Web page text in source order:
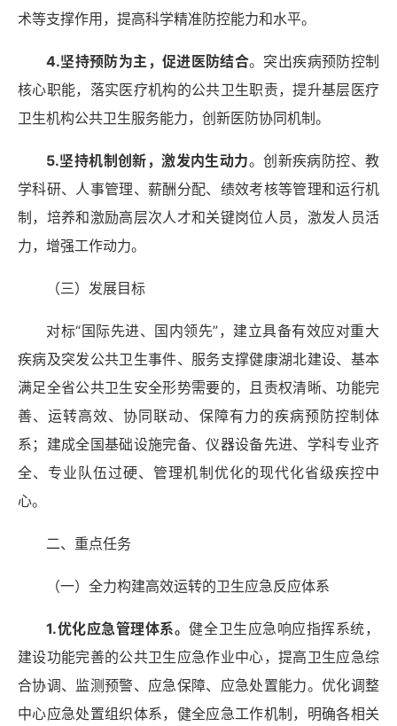
术等支撑作用，提高科学精准防控能力和水平。
4.坚持预防为主，促进医防结合。突出疾病预防控制
核心职能，落实医疗机构的公共卫生职责，提升基层医疗
卫生机构公共卫生服务能力，创新医防协同机制。
5.坚持机制创新，激发内生动力。创新疾病防控、教
学科研、人事管理、薪酬分配、绩效考核等管理和运行机
制，培养和激励高层次人才和关键岗位人员，激发人员活
力，增强工作动力。
（三）发展目标
对标“国际先进、国内领先”，建立具备有效应对重大
疾病及突发公共卫生事件、服务支撑健康湖北建设、基本
满足全省公共卫生安全形势需要的，且责权清晰、功能完
善、运转高效、协同联动、保障有力的疾病预防控制体
系；建成全国基础设施完备、仪器设备先进、学科专业齐
全、专业队伍过硬、管理机制优化的现代化省级疾控中
心。
二、重点任务
（一）全力构建高效运转的卫生应急反应体系
1.优化应急管理体系。健全卫生应急响应指挥系统，
建设功能完善的公共卫生应急作业中心，提高卫生应急综
合协调、监测预警、应急保障、应急处置能力。优化调整
中心应急处置组织体系，健全应急工作机制，明确各相关